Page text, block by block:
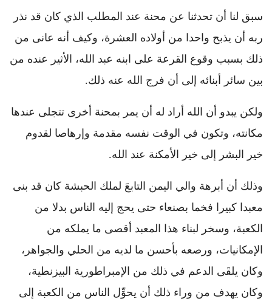
سبق لنا أن تحدثنا عن محنة عند المطلب الذي كان قد نذر
ربه أن يذبح واحدا من أولاده العشرة، وكيف أنه عانى من
ذلك بسبب وقوع القرعة على ابنه عبد الله، الأثير عنده من
بين سائر أبنائه إلى أن فرج الله عنه ذلك.
ولكن يبدو أن الله أراد له أن يمر بمحنة أخرى تتجلى عندها
مكانته، وتكون في الوقت نفسه مقدمة وإرهاصا لقدوم
خير البشر إلى خير الأمكنة عند الله.
وذلك أن أبرهة والي اليمن التابعَ لملك الحبشة كان قد بنى
معبدا كبيرا فخما بصنعاء حتى يحج إليه الناس بدلا من
الكعبة، وسخر لبناء هذا المعبد أقصى ما يملكه من
الإمكانيات، ورصعه بأحسن ما لديه من الحلي والجواهر،
وكان يلقَى الدعم في ذلك من الإمبراطورية البيزنطية،
وكان يهدف من وراء ذلك أن يحوِّل الناس من الكعبة إلى